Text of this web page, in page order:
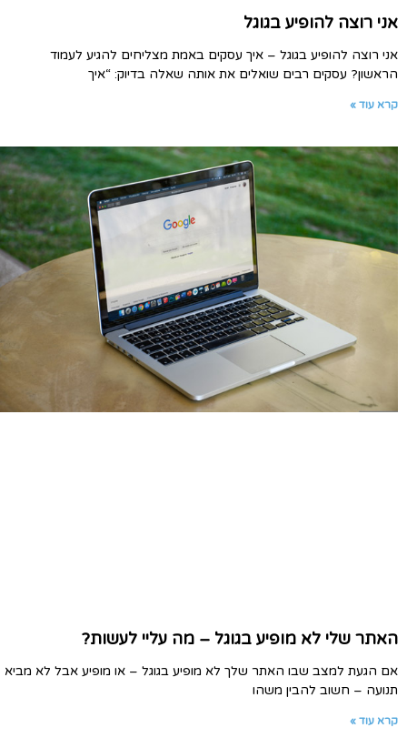
אני רוצה להופיע בגוגל
אני רוצה להופיע בגוגל – איך עסקים באמת מצליחים להגיע לעמוד
הראשון? עסקים רבים שואלים את אותה שאלה בדיוק: “איך
קרא עוד »
האתר שלי לא מופיע בגוגל – מה עליי לעשות?
אם הגעת למצב שבו האתר שלך לא מופיע בגוגל – או מופיע אבל לא מביא
תנועה – חשוב להבין משהו
קרא עוד »